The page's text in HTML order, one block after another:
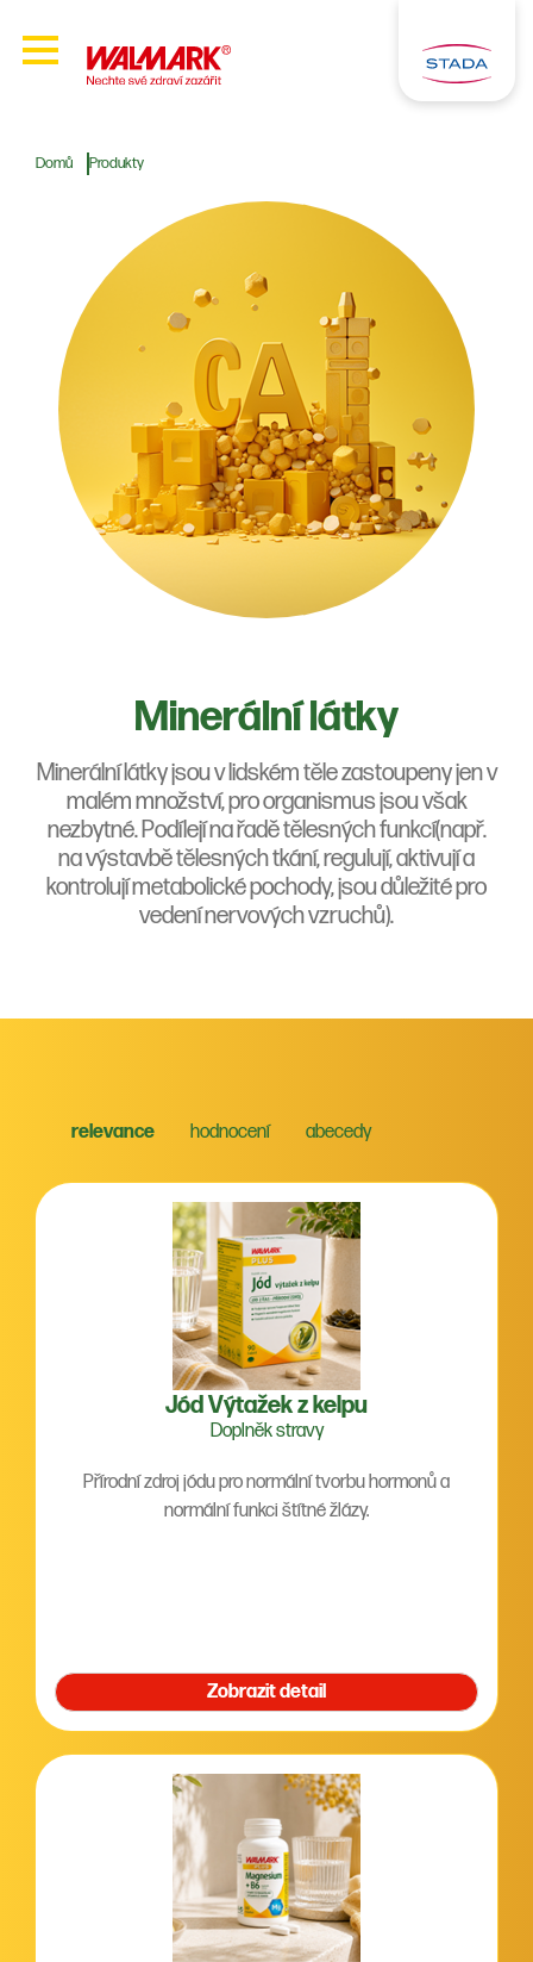
Domů Produkty
Minerální látky
Minerální látky jsou v lidském těle zastoupeny jen v
malém množství, pro organismus jsou však
nezbytné. Podílejí na řadě tělesných funkcí(např.
na výstavbě tělesných tkání, regulují, aktivují a
kontrolují metabolické pochody, jsou důležité pro
vedení nervových vzruchů).
relevance hodnocení abecedy
Jód Výtažek z kelpu
Doplněk stravy
Přírodní zdroj jódu pro normální tvorbu hormonů a
normální funkci štítné žlázy.
Zobrazit detail